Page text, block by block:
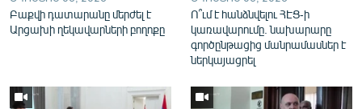
Բաքվի դատարանը մերժել է
Արցախի ղեկավարների բողոքը
Ո՞ւմ է հանձնվելու ՀԷՑ-ի
կառավարումը. նախարարը
գործընթացից մանրամասներ է
ներկայացրել